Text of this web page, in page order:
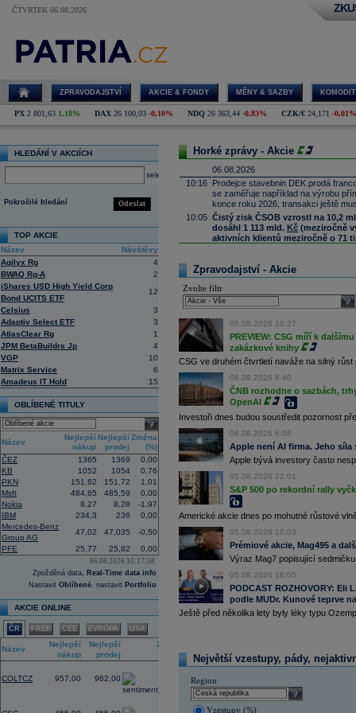
ČTVRTEK 06.08.2026
ZPRAVODAJSTVÍ AKCIE & FONDY MĚNY & SAZBY
PX 2 801,63 1,18% DAX 26 100,03 -0,10% NDQ 26 363,44 -0,83% CZK/€ 24,171 -0,01%
HLEDÁNÍ V AKCIÍCH
select
Odeslat
Pokročilé hledání
TOP AKCIE
Název
Návštěvy
Agilyx Rg
4
BWAQ Rg-A
2
iShares USD High Yield Corp
Bond UCITS ETF
12
Celsius
3
Adaptiv Select ETF
3
AtlasClear Rg
1
JPM BetaBuildrs Jp
4
VGP
10
Matrix Service
6
Amadeus IT Hold
15
OBLÍBENÉ TITULY
select
Název
Nejlepší
nákup
Nejlepší
prodej
Změna
(%)
ČEZ
1365 1369
0,00
KB
1052 1054
0,76
PKN
151,62 151,72
1,01
Msft
484,65 485,59
0,00
Nokia
8,27 8,28
-1,97
IBM
234,3 236
0,00
Mercedes-Benz
Group AG
47,02 47,035
-0,50
PFE
25,77 25,82 0,00
06.08.2026 10:17:58
Zpožděná data, Real-Time data info
Nastavit Oblíbené, nastavit Portfolio
AKCIE ONLINE
ČR FREE CEE EVROPA USA
Název
Nejlepší
nákup
Nejlepší
prodej
Změna
(%)
COLTCZ 957,00 962,00
-1,43
Horké zprávy - Akcie
06.08.2026
10:16 Prodejce stavebnin DEK prodá
se zaměřuje například na výrobu
konce roku 2026, transakci ještě
10:05 Čistý zisk ČSOB vzrostl na 10,2
dosáhl 1 113 mld. Kč (meziročně
aktivních klientů meziročně o 71
9:46
Nintendo oznámilo za 1Q provozní
(Bloomberg)
9:23 MercadoLibre oznámil za 2Q čisté
(Bloomberg)
předchozímu poklesu o 1,0 %
8:53 Deutsche Telekomnavyšuje
8:51 Block očekává ve 3Q upr. provozní
8:41 Siemensnavyšuje výhled a očekává
(Bloomberg)
8:35 AI model od Mety během
Information(Bloomberg)
DoorDash reportovala za 2Q upr.
(Bloomberg)
8:12 Futures na amer...
8:11
Futures na evro...
8:08 Commerzbankuvedla, že spojení s
odkup akcií za až 1,2 mld.
05.08.2026
22:01
Hlavní akciové indexy uzavřely
% a Dow Jones : +0,49 %.
20:01 V zámoří dnes oslabují technologie.
+0,86 %. (Bloomberg)
17:58 SpaceX -JP Mor......
17:44
Palantir Techno...
17:29 McDonald's-JP ......
17:16 Booking.com - T ...
Zpravodajství - Akcie
Zvolte filtr
06.08.2026 10:27
PREVIEW: CSG míří k
zakázkové knihy
CSG ve druhém čtvrtletí naváže na silný
06.08.2026 8:40
ČNB rozhodne o sazbách,
OpenAI
Investoři dnes budou soustředit pozornost
06.08.2026 6:08
Apple není AI firma. Jeho
Apple bývá investory často
05.08.2026 22:01
S&P 500 po rekordní rally
Americké akcie dnes po mohutné růstové
05.08.2026 18:03
Prémiové akcie, Mag495 a
Výraz Mag7 popisující
05.08.2026 16:05
PODCAST ROZHOVORY: Eli
podle MUDr. Kunové teprve
Ještě před několika lety byly léky typu
Největší vzestupy, pády,
Region
select
Vzestupy (%)